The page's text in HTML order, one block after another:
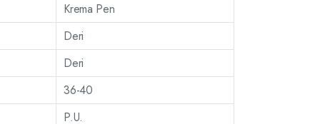
Krema Pen
Deri
Deri
36-40
P.U.